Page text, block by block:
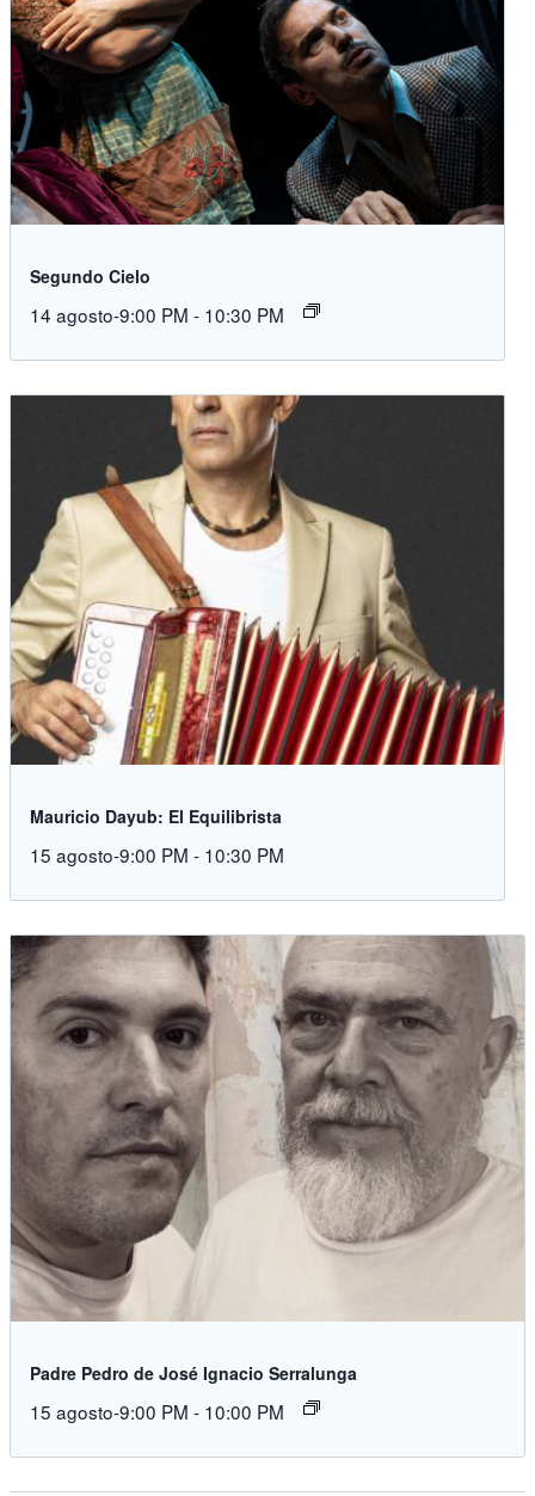
Segundo Cielo
14 agosto-9:00 PM - 10:30 PM
Mauricio Dayub: El Equilibrista
15 agosto-9:00 PM - 10:30 PM
Padre Pedro de José Ignacio Serralunga
15 agosto-9:00 PM - 10:00 PM